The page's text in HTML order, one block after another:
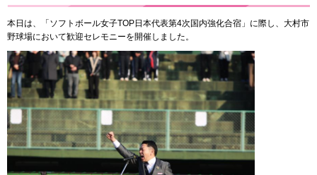
本日は、「ソフトボール女子TOP日本代表第4次国内強化合宿」に際し、大村市
野球場において歓迎セレモニーを開催しました。